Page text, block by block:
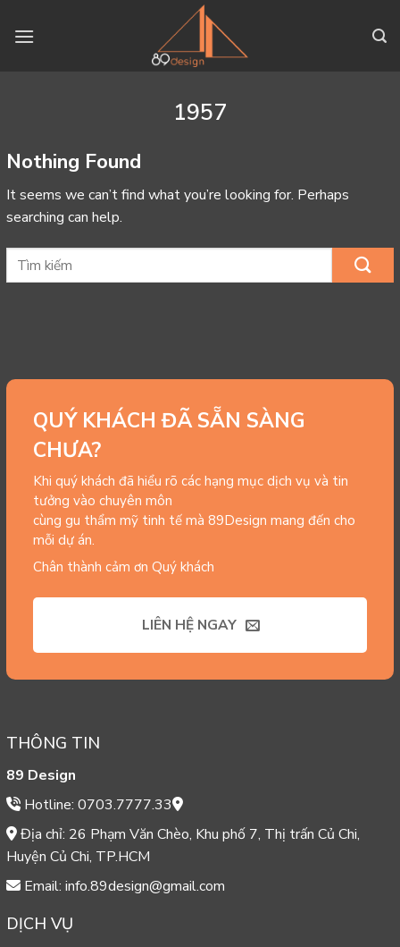
1957
Nothing Found
It seems we can’t find what you’re looking for. Perhaps
searching can help.
QUÝ KHÁCH ĐÃ SẴN SÀNG
CHƯA?
Khi quý khách đã hiểu rõ các hạng mục dịch vụ và tin
tưởng vào chuyên môn
cùng gu thẩm mỹ tinh tế mà 89Design mang đến cho
mỗi dự án.
Chân thành cảm ơn Quý khách
LIÊN HỆ NGAY
THÔNG TIN
89 Design
Hotline: 0703.7777.33
Địa chỉ: 26 Phạm Văn Chèo, Khu phố 7, Thị trấn Củ Chi,
Huyện Củ Chi, TP.HCM
Email: info.89design@gmail.com
DỊCH VỤ